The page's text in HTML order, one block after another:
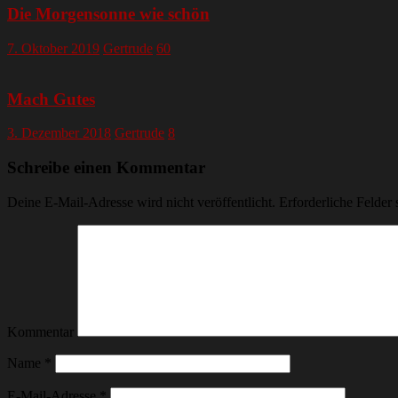
Die Morgensonne wie schön
7. Oktober 2019 Gertrude 60
Mach Gutes
3. Dezember 2018 Gertrude 8
Schreibe einen Kommentar
Deine E-Mail-Adresse wird nicht veröffentlicht. Erforderliche Felder
Kommentar
Name